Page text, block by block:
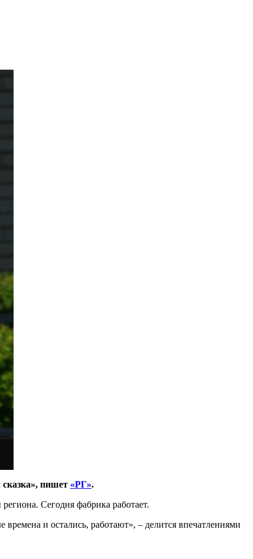
пишет «РГ».
Сегодня фабрика работает.
и остались, работают», – делится впечатлениями